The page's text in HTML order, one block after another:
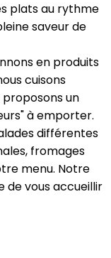
plats au rythme
saveur de
en produits
cuisons
proposons un
à emporter.
différentes
fromages
menu. Notre
de vous accueillir